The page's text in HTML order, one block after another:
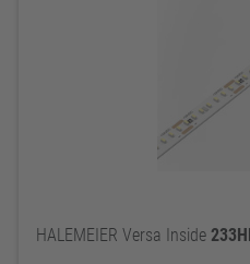
HALEMEIER Versa Inside